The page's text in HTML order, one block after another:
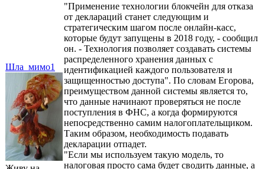
Шла_мимо1
"Применение технологии блокчейн для отказа
от деклараций станет следующим и
стратегическим шагом после онлайн-касс,
которые будут запущены в 2018 году, - сообщил
он. - Технология позволяет создавать системы
распределенного хранения данных с
идентификацией каждого пользователя и
защищенностью доступа". По словам Егорова,
преимуществом данной системы является то,
что данные начинают проверяться не после
поступления в ФНС, а когда формируются
непосредственно самим налогоплательщиком.
Таким образом, необходимость подавать
декларации отпадет.
"Если мы используем такую модель, то
налоговая просто сама будет сводить данные, а